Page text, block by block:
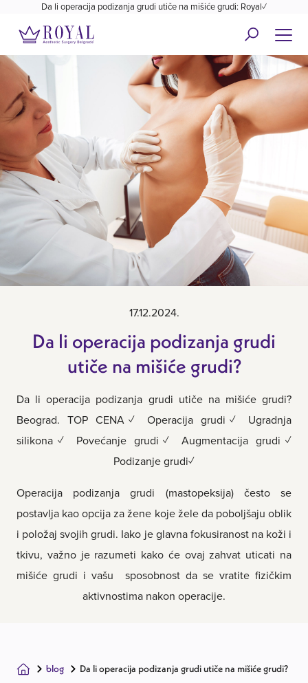
Da li operacija podizanja grudi utiče na mišiće grudi: Royal✓
17.12.2024.
Da li operacija podizanja grudi
utiče na mišiće grudi?
Da li operacija podizanja grudi utiče na mišiće grudi?
Beograd. TOP CENA✓ Operacija grudi✓ Ugradnja
silikona✓ Povećanje grudi✓ Augmentacija grudi✓
Podizanje grudi✓
Operacija podizanja grudi (mastopeksija) često se
postavlja kao opcija za žene koje žele da poboljšaju oblik
i položaj svojih grudi. Iako je glavna fokusiranost na koži i
tkivu, važno je razumeti kako će ovaj zahvat uticati na
mišiće grudi i vašu sposobnost da se vratite fizičkim
aktivnostima nakon operacije.
blog Da li operacija podizanja grudi utiče na mišiće grudi?